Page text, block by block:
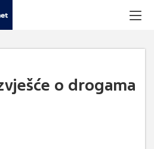
o drogama